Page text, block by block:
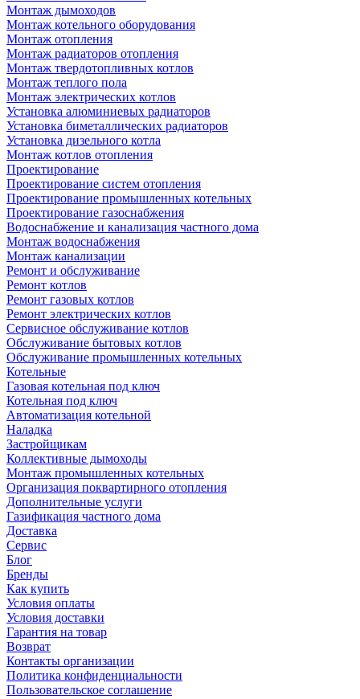
Монтаж дымоходов
Монтаж котельного оборудования
Монтаж отопления
Монтаж радиаторов отопления
Монтаж твердотопливных котлов
Монтаж теплого пола
Монтаж электрических котлов
Установка алюминиевых радиаторов
Установка биметаллических радиаторов
Установка дизельного котла
Монтаж котлов отопления
Проектирование
Проектирование систем отопления
Проектирование промышленных котельных
Проектирование газоснабжения
Водоснабжение и канализация частного дома
Монтаж водоснабжения
Монтаж канализации
Ремонт и обслуживание
Ремонт котлов
Ремонт газовых котлов
Ремонт электрических котлов
Сервисное обслуживание котлов
Обслуживание бытовых котлов
Обслуживание промышленных котельных
Котельные
Газовая котельная под ключ
Котельная под ключ
Автоматизация котельной
Наладка
Застройщикам
Коллективные дымоходы
Монтаж промышленных котельных
Организация поквартирного отопления
Дополнительные услуги
Газификация частного дома
Доставка
Сервис
Блог
Бренды
Как купить
Условия оплаты
Условия доставки
Гарантия на товар
Возврат
Контакты организации
Политика конфиденциальности
Пользовательское соглашение